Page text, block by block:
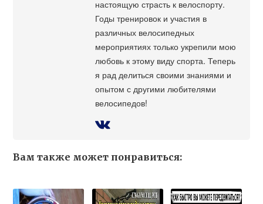
настоящую страсть к велоспорту.
Годы тренировок и участия в
различных велосипедных
мероприятиях только укрепили мою
любовь к этому виду спорта. Теперь
я рад делиться своими знаниями и
опытом с другими любителями
велосипедов!
Вам также может понравиться: